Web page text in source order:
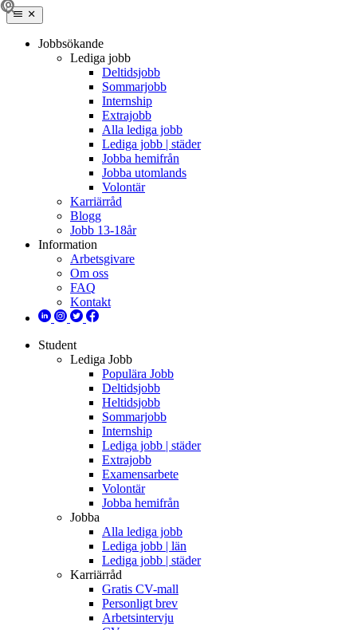
Jobbsökande
Lediga jobb
Deltidsjobb
Sommarjobb
Internship
Extrajobb
Alla lediga jobb
Lediga jobb | städer
Jobba hemifrån
Jobba utomlands
Volontär
Karriärråd
Blogg
Jobb 13-18år
Information
Arbetsgivare
Om oss
FAQ
Kontakt
Student
Lediga Jobb
Populära Jobb
Deltidsjobb
Heltidsjobb
Sommarjobb
Internship
Lediga jobb | städer
Extrajobb
Examensarbete
Volontär
Jobba hemifrån
Jobba
Alla lediga jobb
Lediga jobb | län
Lediga jobb | städer
Karriärråd
Gratis CV-mall
Personligt brev
Arbetsintervju